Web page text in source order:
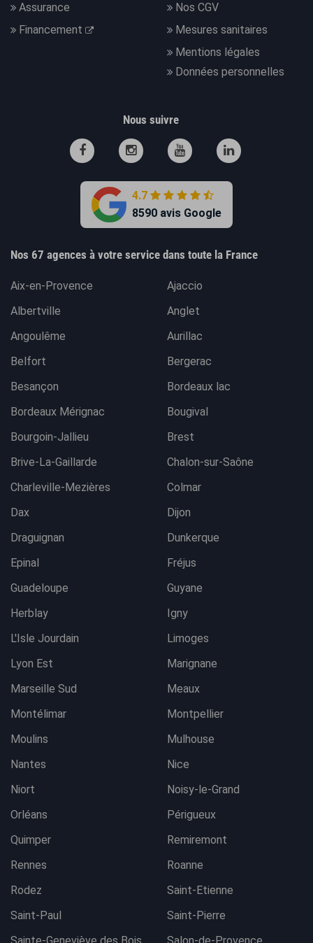
Assurance
Financement
Nos CGV
Mesures sanitaires
Mentions légales
Données personnelles
Nous suivre
4.7
8590 avis Google
Nos 67 agences à votre service dans toute la France
Aix-en-Provence
Ajaccio
Albertville
Anglet
Angoulême
Aurillac
Belfort
Bergerac
Besançon
Bordeaux lac
Bordeaux Mérignac
Bougival
Bourgoin-Jallieu
Brest
Brive-La-Gaillarde
Chalon-sur-Saône
Charleville-Mezières
Colmar
Dax
Dijon
Draguignan
Dunkerque
Epinal
Fréjus
Guadeloupe
Guyane
Herblay
Igny
L'Isle Jourdain
Limoges
Lyon Est
Marignane
Marseille Sud
Meaux
Montélimar
Montpellier
Moulins
Mulhouse
Nantes
Nice
Niort
Noisy-le-Grand
Orléans
Périgueux
Quimper
Remiremont
Rennes
Roanne
Rodez
Saint-Etienne
Saint-Paul
Saint-Pierre